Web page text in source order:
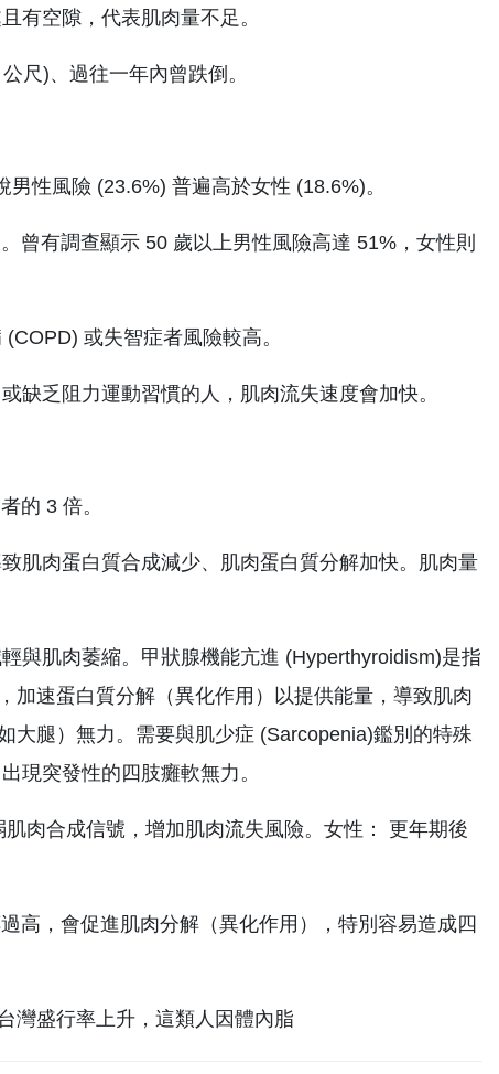
有空隙，代表肌肉量不足。
尺)、過往一年內曾跌倒。
性風險 (23.6%) 普遍高於女性 (18.6%)。
曾有調查顯示 50 歲以上男性風險高達 51%，女性則
或失智症者風險較高。
缺乏阻力運動習慣的人，肌肉流失速度會加快。
的 3 倍。
肌肉蛋白質合成減少、肌肉蛋白質分解加快。肌肉量
與肌肉萎縮。甲狀腺機能亢進 (Hyperthyroidism)是指
加速蛋白質分解（異化作用）以提供能量，導致肌肉
大腿）無力。需要與肌少症 (Sarcopenia)鑑別的特殊
現突發性的四肢癱軟無力。
肉合成信號，增加肌肉流失風險。女性： 更年期後
高，會促進肌肉分解（異化作用），特別容易造成四
灣盛行率上升，這類人因體內脂